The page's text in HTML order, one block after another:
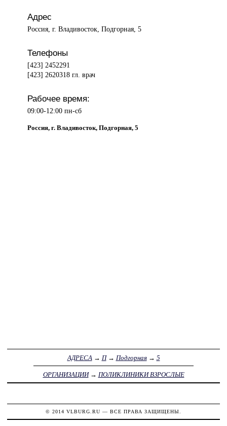
Адрес
Россия, г. Владивосток, Подгорная, 5
Телефоны
[423] 2452291
[423] 2620318 гл. врач
Рабочее время:
09:00-12:00 пн-сб
Россия, г. Владивосток, Подгорная, 5
АДРЕСА → П→ Подгорная→ 5
ОРГАНИЗАЦИИ→ ПОЛИКЛИНИКИ ВЗРОСЛЫЕ
© 2014 VLBURG.RU — ВСЕ ПРАВА ЗАЩИЩЕНЫ.